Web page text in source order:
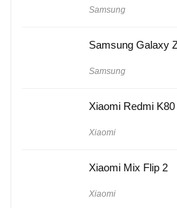
Samsung
Samsung Galaxy
Samsung
Xiaomi Redmi
Xiaomi
Xiaomi Mix Flip 2
Xiaomi